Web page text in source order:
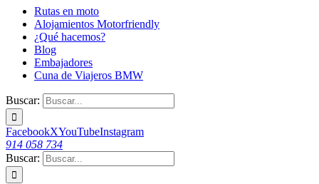
Rutas en moto
Alojamientos Motorfriendly
¿Qué hacemos?
Blog
Embajadores
Cuna de Viajeros BMW
Buscar:
FacebookXYouTubeInstagram
914 058 734
Buscar: